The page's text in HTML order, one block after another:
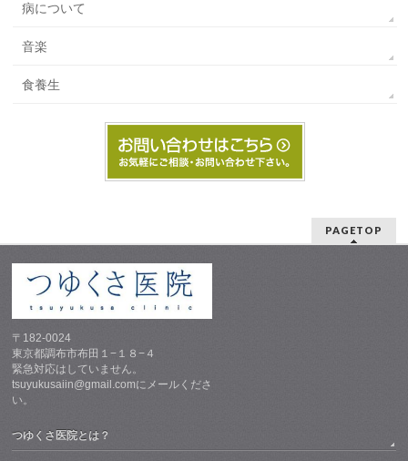
病について
音楽
食養生
PAGETOP
〒182-0024
東京都調布市布田１−１８−４
緊急対応はしていません。
tsuyukusaiin@gmail.comにメールくださ
い。
つゆくさ医院とは？